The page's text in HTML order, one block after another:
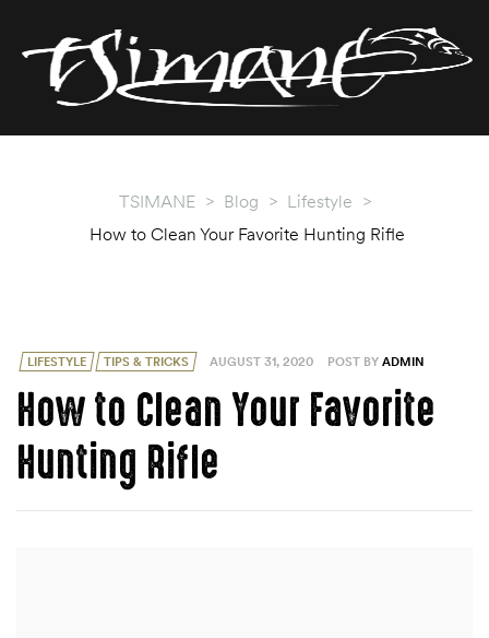
TSIMANE > Blog > Lifestyle >
How to Clean Your Favorite Hunting Rifle
CATEGORIES
LIFESTYLE TIPS & TRICKS AUGUST 31, 2020 POST BY ADMIN
How to Clean Your Favorite
Hunting Rifle